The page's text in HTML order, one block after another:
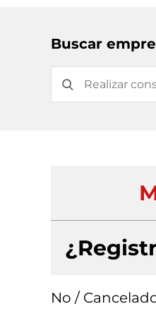
Buscar
No /